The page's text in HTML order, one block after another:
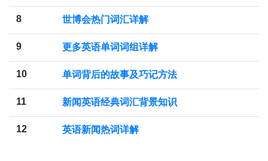
8 世博会热门词汇详解
9 更多英语单词词组详解
10 单词背后的故事及巧记方法
11 新闻英语经典词汇背景知识
12 英语新闻热词详解